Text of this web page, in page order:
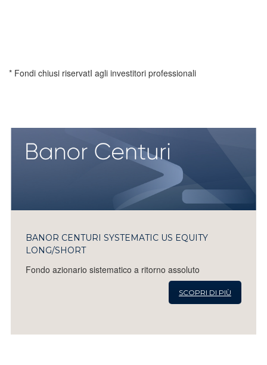
* Fondi chiusi riservatI agli investitori professionali
BANOR CENTURI SYSTEMATIC US EQUITY
LONG/SHORT
Fondo azionario sistematico a ritorno assoluto
SCOPRI DI PIÙ